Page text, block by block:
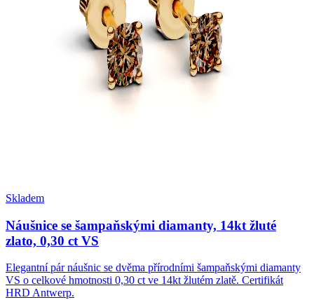
Skladem
Náušnice se šampaňskými diamanty, 14kt žluté
zlato, 0,30 ct VS
Elegantní pár náušnic se dvěma přírodními šampaňskými diamanty
VS o celkové hmotnosti 0,30 ct ve 14kt žlutém zlatě. Certifikát
HRD Antwerp.